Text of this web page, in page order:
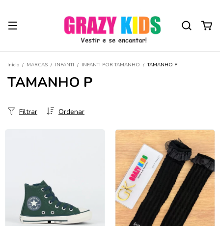
Início / MARCAS / INFANTI / INFANTI POR TAMANHO / TAMANHO P
TAMANHO P
Ordenar
Filtrar